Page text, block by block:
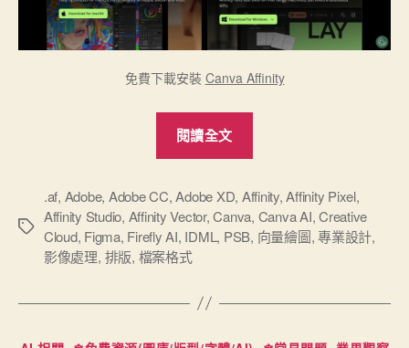
免費下載安裝 Canva Affinity
閱讀全文
式
下
戰
標
.af, Adobe, Adobe CC,Adobe XD, Affinity,Affinity Pixel,
Affinity Studio, Affinity Vector,Canva, Canva AI,Creative
Cloud, Figma, Firefly AI, IDML, PSB, 向量繪圖,專業設計,
影像處理, 排版, 檔案格式